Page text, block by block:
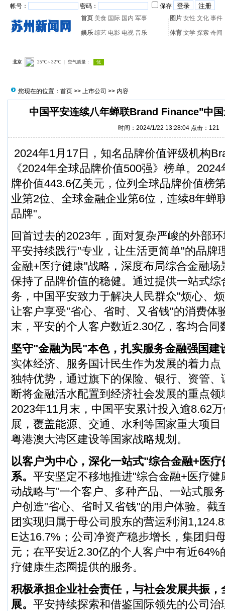
帐号： 密码：
保存
首页 美食 国际 国内 军事 图片 女性 文化 事件
娱乐 综艺 电影 电视 音乐 体育 文学 探索 奇闻
您现在的位置： 首页 >> 上市公司 >> 内容
中国平安连续八年蝉联Brand Finance"中
时间：2024/1/22 13:28:04 点击： 121
2024年1月17日，知名品牌价值评级机构
《2024年全球品牌价值500强》榜单。
牌价值443.6亿美元，位列全球品牌价值榜
业第2位、全球金融企业第6位，连续8年蝉
品牌"。
回首过去的2023年，面对复杂严峻的外部
平安持续践行"专业，让生活更简单"的品牌
金融+医疗健康"战略，深度布局综合金融场
保持了品牌价值的稳健。通过提供一站式
务，中国平安致力于解决人民群众"烦心、
让客户享受"省心、省时、又省钱"的消费体
末，平安的个人客户数近2.30亿，客均合同
坚守"金融为民"本色，扎实服务金融强国建
实体经济、服务国计民生作为发展的着力
独特优势，通过旗下的保险、银行、资管
断将金融活水配置到经济社会发展的重点
2023年11月末，中国平安累计投入逾8.62
展，覆盖能源、交通、水利等国家重大项
粤港澳大湾区建设等国家战略规划。
以客户为中心，深化一站式"综合金融+医
系。 平安坚定不移地推进"综合金融+医疗
动战略与"一个客户、多种产品、一站式服
户创造"省心、省时又省钱"的用户体验。截
团实现归属于母公司股东的营运利润
E达16.7%；公司净资产稳步增长，集团归
元；在平安近2.30亿的个人客户中有近64%
疗健康生态圈提供的服务。
积极承担企业社会责任，与社会发展共振
展。 平安持续探索和借鉴国际领先的公司